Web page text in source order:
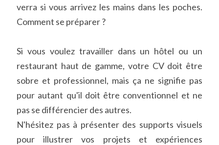
verra si vous arrivez les mains dans les poches.
Comment se préparer ?
Si vous voulez travailler dans un hôtel ou un
restaurant haut de gamme, votre CV doit être
sobre et professionnel, mais ça ne signifie pas
pour autant qu'il doit être conventionnel et ne
pas se différencier des autres.
N'hésitez pas à présenter des supports visuels
pour illustrer vos projets et expériences